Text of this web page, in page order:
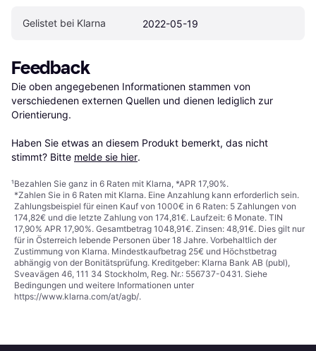
Gelistet bei Klarna 2022-05-19
Feedback
Die oben angegebenen Informationen stammen von
verschiedenen externen Quellen und dienen lediglich zur
Orientierung.
Haben Sie etwas an diesem Produkt bemerkt, das nicht
stimmt? Bitte melde sie hier.
¹Bezahlen Sie ganz in 6 Raten mit Klarna, *APR 17,90%.
*Zahlen Sie in 6 Raten mit Klarna. Eine Anzahlung kann erforderlich sein.
Zahlungsbeispiel für einen Kauf von 1000€ in 6 Raten: 5 Zahlungen von
174,82€ und die letzte Zahlung von 174,81€. Laufzeit: 6 Monate. TIN
17,90% APR 17,90%. Gesamtbetrag 1048,91€. Zinsen: 48,91€. Dies gilt nur
für in Österreich lebende Personen über 18 Jahre. Vorbehaltlich der
Zustimmung von Klarna. Mindestkaufbetrag 25€ und Höchstbetrag
abhängig von der Bonitätsprüfung. Kreditgeber: Klarna Bank AB (publ),
Sveavägen 46, 111 34 Stockholm, Reg. Nr.: 556737-0431. Siehe
Bedingungen und weitere Informationen unter
https://www.klarna.com/at/agb/.